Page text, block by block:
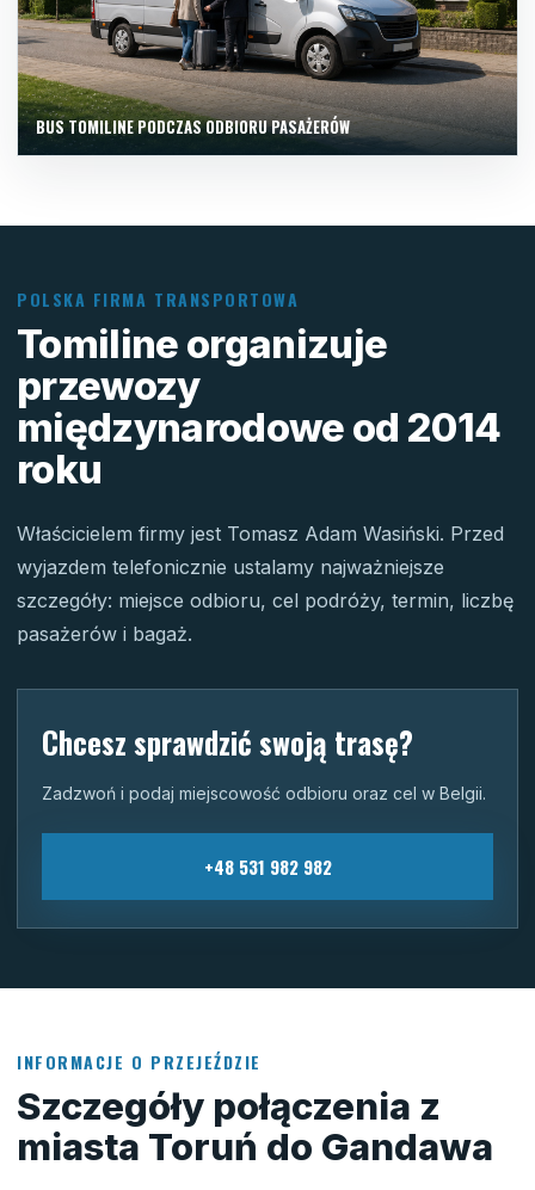
BUS TOMILINE PODCZAS ODBIORU PASAŻERÓW
POLSKA FIRMA TRANSPORTOWA
Tomiline organizuje
przewozy
międzynarodowe od 2014
roku
Właścicielem firmy jest Tomasz Adam Wasiński. Przed
wyjazdem telefonicznie ustalamy najważniejsze
szczegóły: miejsce odbioru, cel podróży, termin, liczbę
pasażerów i bagaż.
Chcesz sprawdzić swoją trasę?
Zadzwoń i podaj miejscowość odbioru oraz cel w Belgii.
+48 531 982 982
INFORMACJE O PRZEJEŹDZIE
Szczegóły połączenia z
miasta Toruń do Gandawa